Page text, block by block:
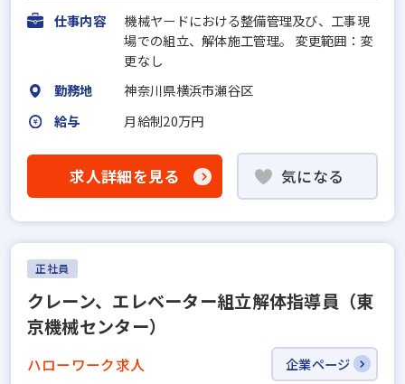
仕事内容
機械ヤードにおける整備管理及び、工事現
場での組立、解体施工管理。 変更範囲：変
更なし
勤務地
神奈川県横浜市瀬谷区
給与
月給制20万円
求人詳細を見る 気になる
正社員
クレーン、エレベーター組立解体指導員（東
京機械センター）
ハローワーク求人 企業ページ